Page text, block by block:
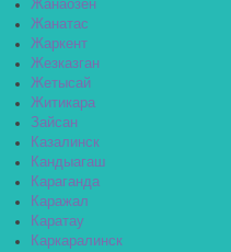
Жанаозен
Жанатас
Жаркент
Жезказган
Жетысай
Житикара
Зайсан
Казалинск
Кандыагаш
Караганда
Каражал
Каратау
Каркаралинск